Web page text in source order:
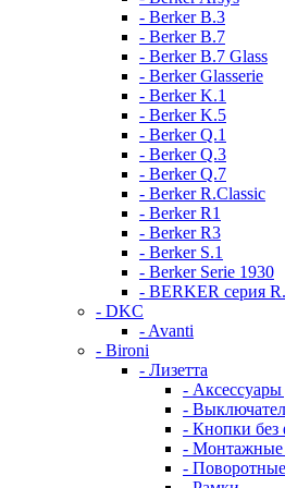
- Berker B.3
- Berker B.7
- Berker B.7 Glass
- Berker Glasserie
- Berker K.1
- Berker K.5
- Berker Q.1
- Berker Q.3
- Berker Q.7
- Berker R.Classic
- Berker R1
- Berker R3
- Berker S.1
- Berker Serie 1930
- BERKER серия
- DKC
- Avanti
- Bironi
- Лизетта
- Аксессуары
-
- Кнопки без
- Монтажные
-